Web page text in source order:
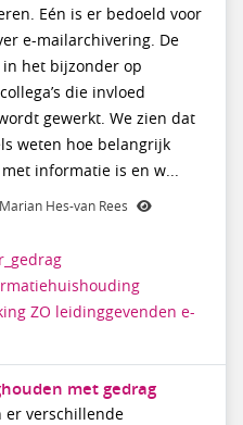
Eén is er bedoeld voor
e-mailarchivering. De
het bijzonder op
die invloed
gewerkt. We zien dat
weten hoe belangrijk
informatie is en w...
Marian Hes-van Rees
ZO leidinggevenden e-
met gedrag
er verschillende